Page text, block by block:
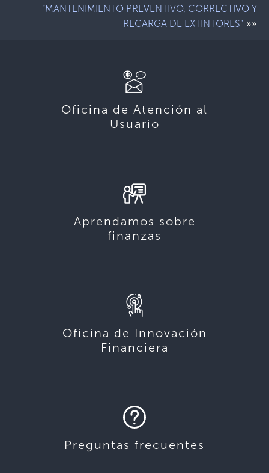
“MANTENIMIENTO PREVENTIVO, CORRECTIVO Y
RECARGA DE EXTINTORES” »»
Oficina de Atención al
Usuario
Aprendamos sobre
finanzas
Oficina de Innovación
Financiera
Preguntas frecuentes